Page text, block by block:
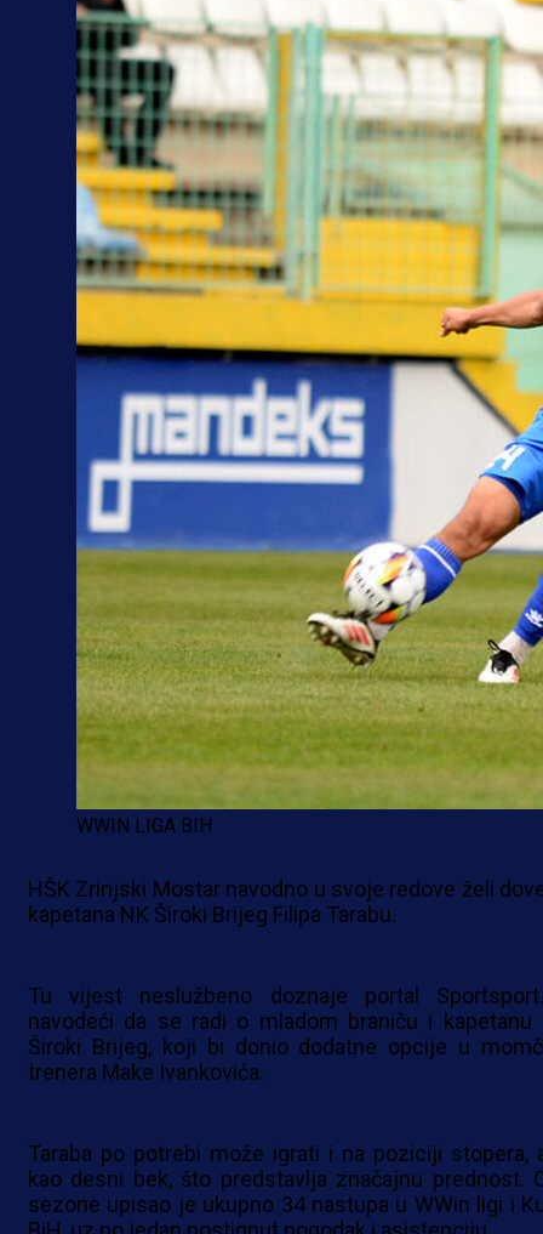
WWIN LIGA BIH
HŠK Zrinjski Mostar navodno u svoje redove želi
kapetana NK Široki Brijeg Filipa Tarabu.
Tu vijest neslužbeno doznaje portal
navodeći da se radi o mladom braniču i kapetanu
Široki Brijeg, koji bi donio dodatne opcije u
trenera Make Ivankovića.
Taraba po potrebi može igrati i na poziciji stopera,
kao desni bek, što predstavlja značajnu prednost.
sezone upisao je ukupno 34 nastupa u WWin ligi i